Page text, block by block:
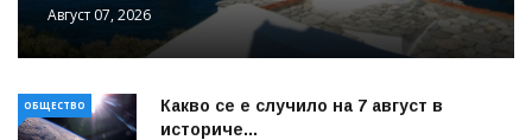
Август 07, 2026
ОБЩЕСТВО
Какво се е случило на 7 август в
историче...